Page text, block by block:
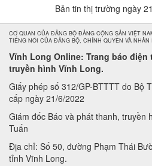
Bản tin thị trường ngày
CƠ QUAN CỦA ĐẢNG BỘ ĐẢNG CỘNG SẢN VIỆT
TIẾNG NÓI CỦA ĐẢNG BỘ, CHÍNH QUYỀN VÀ
Vĩnh Long Online: Trang báo điện
truyền hình Vĩnh Long.
Giấy phép số 312/GP-BTTTT do Bộ
cấp ngày 21/6/2022
Giám đốc Báo và phát thanh, truyền
Tuấn
Địa chỉ: Số 50, đường Phạm Thái
tỉnh Vĩnh Long.